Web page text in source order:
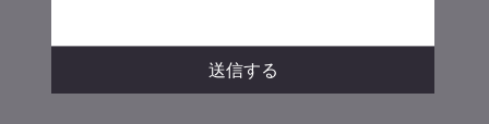
送信する